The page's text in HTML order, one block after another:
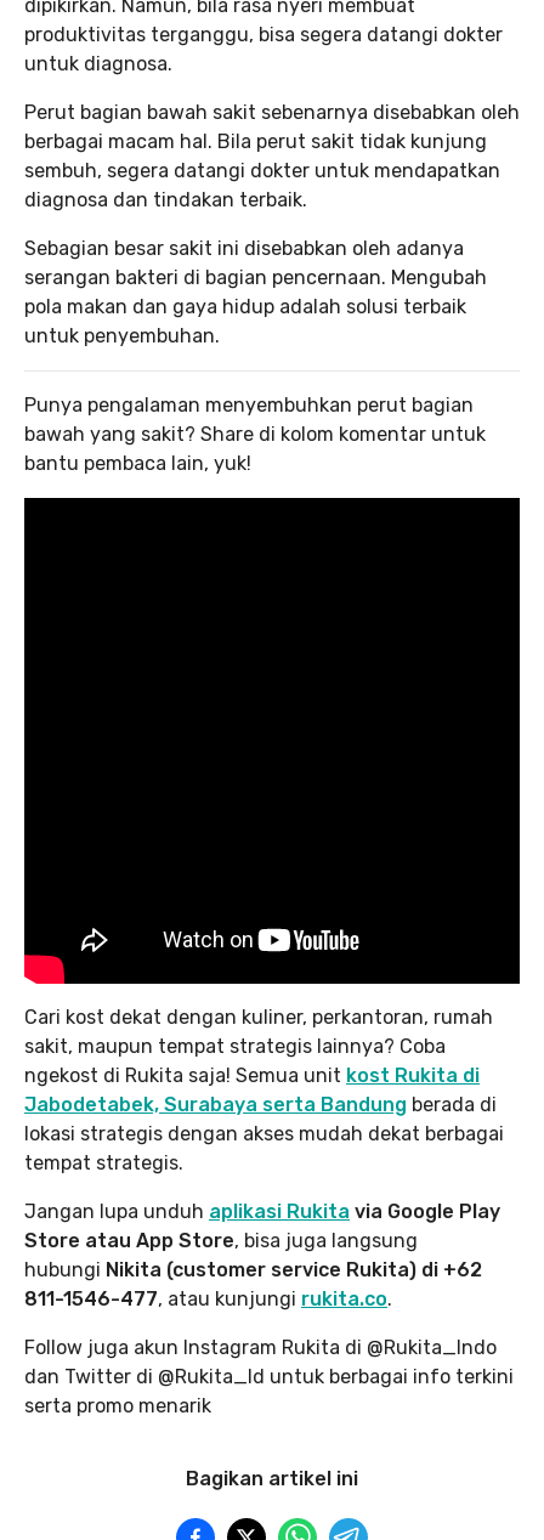
dipikirkan. Namun, bila rasa nyeri membuat
produktivitas terganggu, bisa segera datangi dokter
untuk diagnosa.
Perut bagian bawah sakit sebenarnya disebabkan oleh
berbagai macam hal. Bila perut sakit tidak kunjung
sembuh, segera datangi dokter untuk mendapatkan
diagnosa dan tindakan terbaik.
Sebagian besar sakit ini disebabkan oleh adanya
serangan bakteri di bagian pencernaan. Mengubah
pola makan dan gaya hidup adalah solusi terbaik
untuk penyembuhan.
Punya pengalaman menyembuhkan perut bagian
bawah yang sakit? Share di kolom komentar untuk
bantu pembaca lain, yuk!
Cari kost dekat dengan kuliner, perkantoran, rumah
sakit, maupun tempat strategis lainnya? Coba
ngekost di Rukita saja! Semua unit kost Rukita di
Jabodetabek, Surabaya serta Bandung berada di
lokasi strategis dengan akses mudah dekat berbagai
tempat strategis.
Jangan lupa unduh aplikasi Rukita via Google Play
Store atau App Store, bisa juga langsung
hubungi Nikita (customer service Rukita) di +62
811-1546-477, atau kunjungi rukita.co.
Follow juga akun Instagram Rukita di @Rukita_Indo
dan Twitter di @Rukita_Id untuk berbagai info terkini
serta promo menarik
Bagikan artikel ini